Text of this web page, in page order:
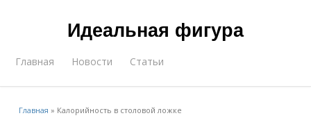
Идеальная фигура
Главная Новости Статьи
Главная » Калорийность в столовой ложке